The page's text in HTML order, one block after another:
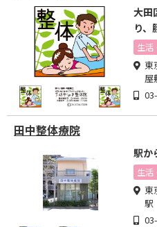
大田
り
くだ
生活
東
屋
田中整体療院
駅か
生活
駅